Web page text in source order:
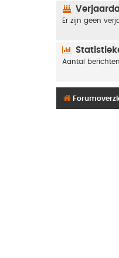
Er zijn geen
Aantal berichten